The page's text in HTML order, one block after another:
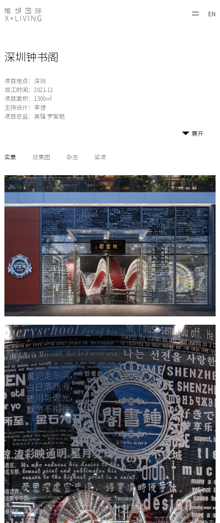
EN
深圳钟书阁
项目地点：深圳
竣工时间：2021.11
项目面积：1300㎡
主持设计：李想
项目总监：吴锋 罗紫艳
展开
实景 效果图 杂志 奖项